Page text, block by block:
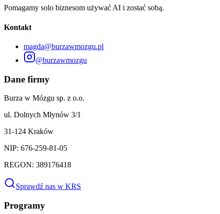
Pomagamy solo biznesom używać AI i zostać sobą.
Kontakt
magda@burzawmozgu.pl
@burzawmozgu
Dane firmy
Burza w Mózgu sp. z o.o.
ul. Dolnych Młynów 3/1
31-124 Kraków
NIP: 676-259-81-05
REGON: 389176418
Sprawdź nas w KRS
Programy